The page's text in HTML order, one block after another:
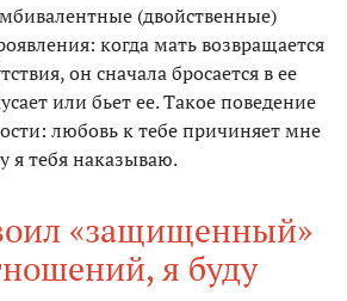
(двойственные)
когда мать возвращается
он сначала бросается в ее
или бьет ее. Такое поведение
любовь к тебе причиняет мне
я тебя наказываю.
«защищенный»
я буду